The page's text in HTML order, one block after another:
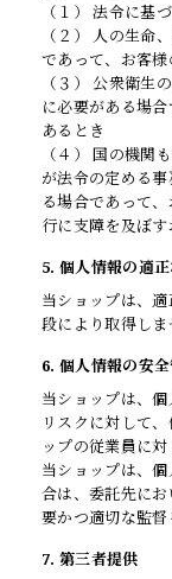
（１） 法令に基
（２） 人の生命
であって、お客
（３） 公衆衛生
に必要がある場
あるとき
（４） 国の機関
が法令の定める
る場合であって
行に支障を及ぼ
5. 個人情報の適
当ショップは、
段により取得しま
6. 個人情報の安
当ショップは、
リスクに対して
ップの従業員に
当ショップは、
合は、委託先に
要かつ適切な監督
7. 第三者提供